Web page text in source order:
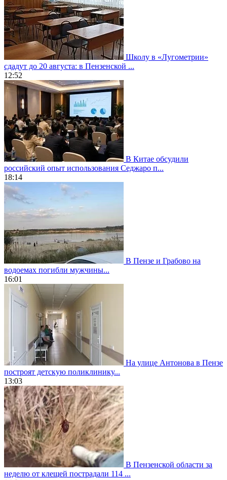
Школу в «Лугометрии»
сдадут до 20 августа: в Пензенской ...
12:52
В Китае обсудили
российский опыт использования Седжаро п...
18:14
В Пензе и Грабово на
водоемах погибли мужчины...
16:01
На улице Антонова в Пензе
построят детскую поликлинику...
13:03
В Пензенской области за
неделю от клещей пострадали 114 ...